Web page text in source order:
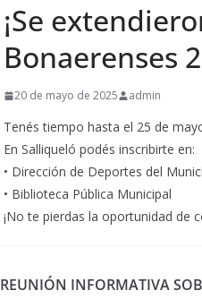
¡Se
Bonaerenses
20 de mayo de 2025 admin
Tenés tiempo hasta el 25 de
En Salliqueló podés inscribirte en:
• Dirección de Deportes del
• Biblioteca Pública Municipal
¡No te pierdas la oportunidad de
REUNIÓN INFORMATIVA